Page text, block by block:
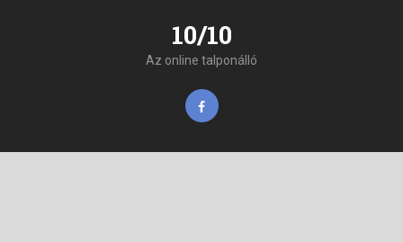
10/10
Az online talponálló